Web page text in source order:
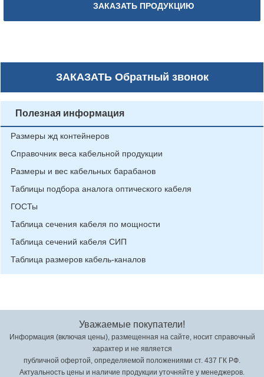
ЗАКАЗАТЬ ПРОДУКЦИЮ
ЗАКАЗАТЬОбратный звонок
Полезная информация
Размеры жд контейнеров
Справочник веса кабельной продукции
Размеры и вес кабельных барабанов
Таблицы подбора аналога оптического кабеля
ГОСТы
Таблица сечения кабеля по мощности
Таблица сечений кабеля СИП
Таблица размеров кабель-каналов
Уважаемые покупатели!
Информация (включая цены), размещенная на сайте, носит справочный
характер и не является
публичной офертой, определяемой положениями ст. 437 ГК РФ.
Актуальность цены и наличие продукции уточняйте у менеджеров.